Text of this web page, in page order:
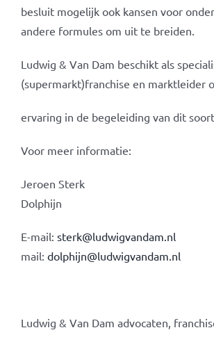
besluit mogelijk ook kansen voor
andere formules om uit te breiden.
Ludwig & Van Dam beschikt als
(supermarkt)franchise en marktleider
ervaring in de begeleiding van dit
Voor meer informatie:
Jeroen Sterk
Dolphijn
E-mail: sterk@ludwigvandam.nl
mail: dolphijn@ludwigvandam.nl
Ludwig & Van Dam advocaten,